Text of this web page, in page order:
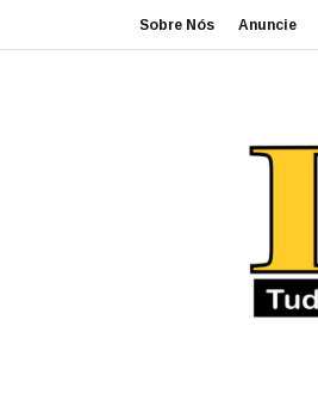
Sobre Nós Anuncie